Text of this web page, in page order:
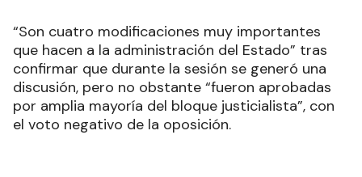
“Son cuatro modificaciones muy importantes
que hacen a la administración del Estado” tras
confirmar que durante la sesión se generó una
discusión, pero no obstante “fueron aprobadas
por amplia mayoría del bloque justicialista”, con
el voto negativo de la oposición.